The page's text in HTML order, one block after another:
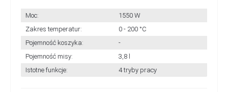
Moc:
1550 W
Zakres temperatur:
0 - 200 °C
Pojemność koszyka:
-
Pojemność misy:
3,8 l
Istotne funkcje:
4 tryby pracy